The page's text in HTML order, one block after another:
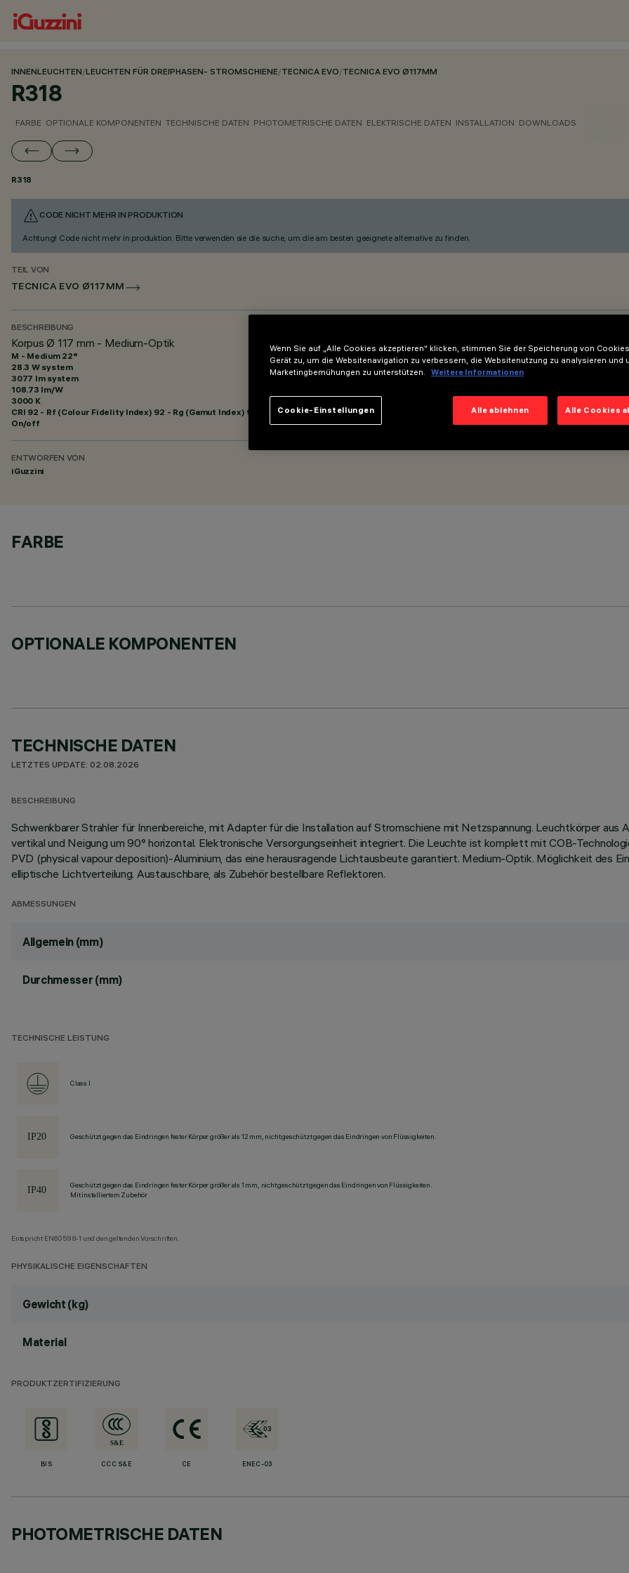
INNENLEUCHTEN/LEUCHTEN FÜR DREIPHASEN- STROMSCHIENE/TECNICA EVO/TECNICA EVO Ø117MM
R318
FARBE OPTIONALE KOMPONENTEN TECHNISCHE DATEN PHOTOMETRISCHE DATEN ELEKTRISCHE DATEN INSTALLATION DOWNLOADS
R318
CODE NICHT MEHR IN PRODUKTION
Achtung! Code nicht mehr in produktion. Bitte verwenden sie die suche, um die am besten geeignete alternative zu finden.
TEIL VON
TECNICA EVO Ø117MM
BESCHREIBUNG
Korpus Ø 117 mm - Medium-Optik
M - Medium 22°
28.3 W system
3077 lm system
108.73 lm/W
3000 K
CRI 92 - Rf (Colour Fidelity Index) 92 - Rg (Gamut Index) 99
On/off
ENTWORFEN VON
iGuzzini
FARBE
OPTIONALE KOMPONENTEN
TECHNISCHE DATEN
LETZTES UPDATE: 02.08.2026
BESCHREIBUNG
Schwenkbarer Strahler für Innenbereiche, mit Adapter für die Installation auf Stromschiene mit Netzspannung. Leuchtkörper aus
vertikal und Neigung um 90° horizontal. Elektronische Versorgungseinheit integriert. Die Leuchte ist komplett mit COB-
PVD (physical vapour deposition)-Aluminium, das eine herausragende Lichtausbeute garantiert. Medium-Optik. Möglichkeit des
elliptische Lichtverteilung. Austauschbare, als Zubehör bestellbare Reflektoren.
ABMESSUNGEN
Allgemein (mm)
Durchmesser (mm)
TECHNISCHE LEISTUNG
Class I
Geschützt gegen das Eindringen fester Körper größer als 12 mm, nicht geschützt gegen das Eindringen von Flüssigkeiten.
Geschützt gegen das Eindringen fester Körper größer als 1 mm, nicht geschützt gegen das Eindringen von Flüssigkeiten.
Mit installiertem Zubehör
Entspricht EN60598-1 und den geltenden Vorschriften.
PHYSIKALISCHE EIGENSCHAFTEN
Gewicht (kg)
Material
PRODUKTZERTIFIZIERUNG
BIS CCC S&E CE ENEC-03
PHOTOMETRISCHE DATEN
Wenn Sie auf „Alle Cookies akzeptieren“ klicken, stimmen Sie der Speicherung von
Gerät zu, um die Websitenavigation zu verbessern, die Websitenutzung zu analysieren und
Marketingbemühungen zu unterstützen.
Weitere Informationen
Alle ablehnen Alle Cookies
Cookie-Einstellungen